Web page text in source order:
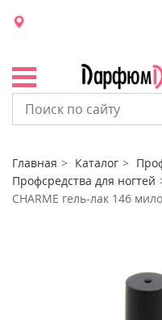
Главная Каталог
Профсредства для ногтей
CHARME гель-лак 146